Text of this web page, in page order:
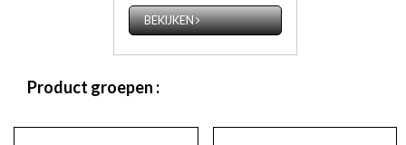
BEKIJKEN
Product groepen :